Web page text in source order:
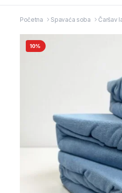
Početna Spavaća soba Čaršav
10%